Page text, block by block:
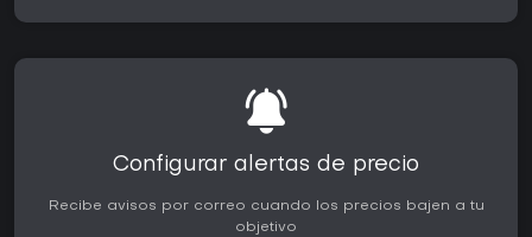
Configurar alertas de precio
Recibe avisos por correo cuando los precios bajen a tu
objetivo